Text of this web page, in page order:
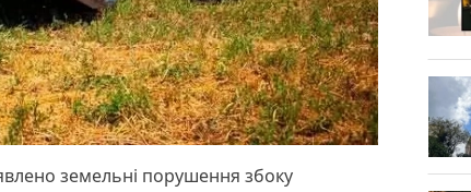
земельні порушення збоку